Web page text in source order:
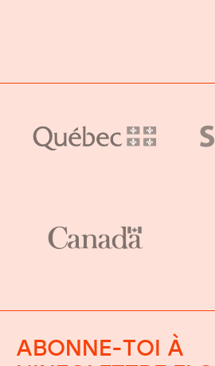
ABONNE-TOI À